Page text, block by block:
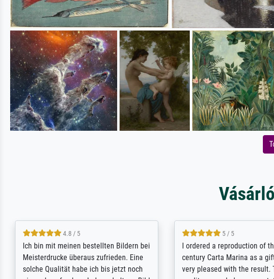
5 / 5
Rundum positive Erfahrung. Die
Ausführung des Auftrags hat eine Weile
gedauert, die angekündigte Lieferzeit
5 / 5
The team at Meisterdrucke
meet its clients demands,
expert advice on how to